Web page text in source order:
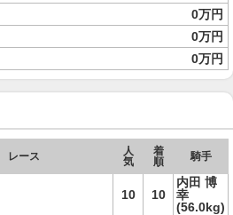
0万円
0万円
0万円
レース
人
気
着
順
騎手
10 10
内田 博
幸
(56.0kg)